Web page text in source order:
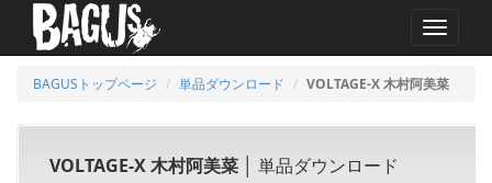
MENU
BAGUSトップページ 単品ダウンロード VOLTAGE-X 木村阿美菜
VOLTAGE-X 木村阿美菜 │ 単品ダウンロード